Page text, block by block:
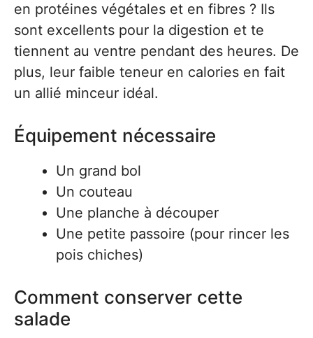
en protéines végétales et en fibres ? Ils
sont excellents pour la digestion et te
tiennent au ventre pendant des heures. De
plus, leur faible teneur en calories en fait
un allié minceur idéal.
Équipement nécessaire
Un grand bol
Un couteau
Une planche à découper
Une petite passoire (pour rincer les
pois chiches)
Comment conserver cette
salade